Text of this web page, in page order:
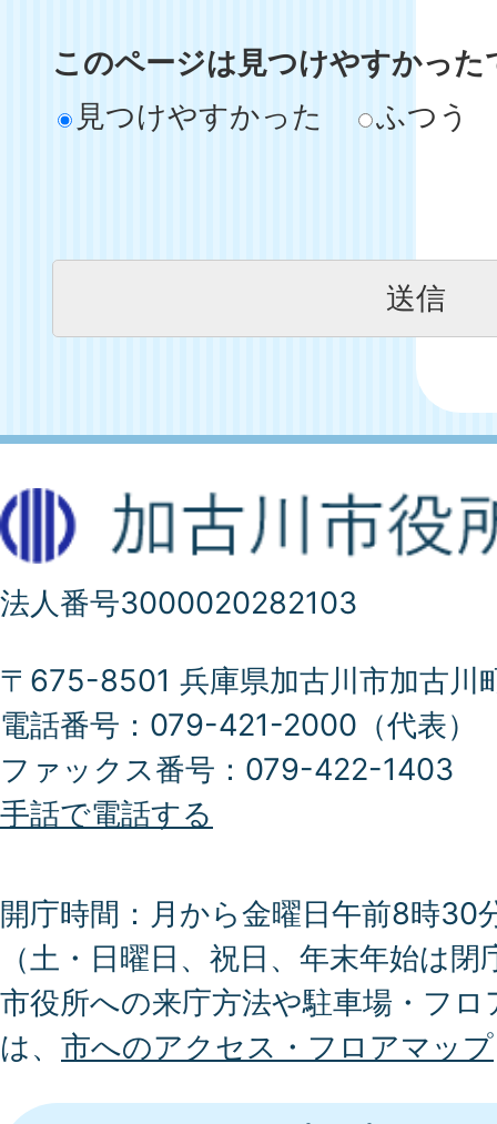
このページは見つけやすかった
見つけやすかった
ふつう
法人番号3000020282103
〒675-8501 兵庫県加古川市加古川
電話番号：079-421-2000（代表）
ファックス番号：079-422-1403
手話で電話する
開庁時間：月から金曜日午前8時30
（土・日曜日、祝日、年末年始は閉
市役所への来庁方法や駐車場・フ
は、 市へのアクセス・フロアマップ